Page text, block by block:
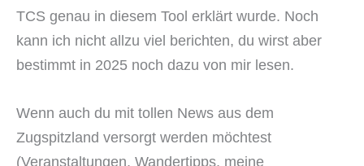
TCS genau in diesem Tool erklärt wurde. Noch
kann ich nicht allzu viel berichten, du wirst aber
bestimmt in 2025 noch dazu von mir lesen.
Wenn auch du mit tollen News aus dem
Zugspitzland versorgt werden möchtest
(Veranstaltungen, Wandertipps, meine